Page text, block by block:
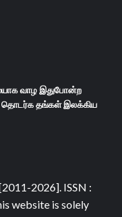
வாழ இதுபோன்ற
. தொடர்க தங்கள் இலக்கிய
2026]. ISSN :
website is solely